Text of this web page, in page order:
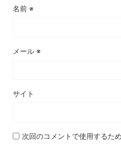
名前 ※
メール ※
サイト
次回のコメントで使用するた